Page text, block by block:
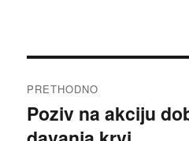
objava
PRETHODNO
Prethodna
objava:
Poziv na akciju